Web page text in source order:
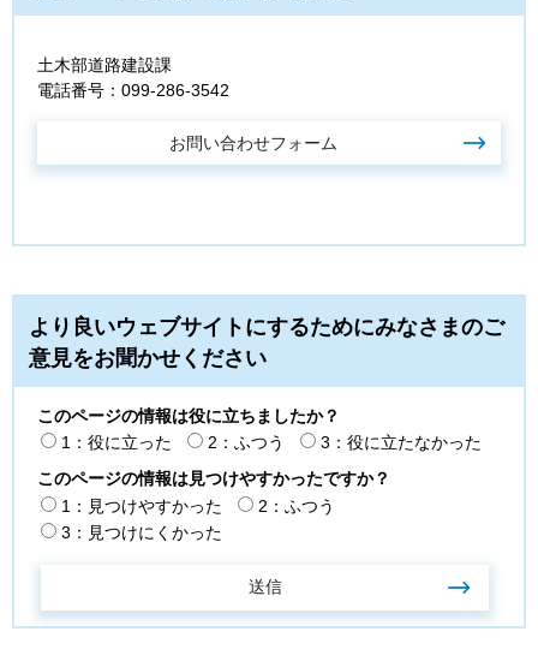
土木部道路建設課
電話番号：099-286-3542
より良いウェブサイトにするためにみなさまのご
意見をお聞かせください
このページの情報は役に立ちましたか？
1：役に立った
2：ふつう
3：役に立たなかった
このページの情報は見つけやすかったですか？
1：見つけやすかった
2：ふつう
3：見つけにくかった